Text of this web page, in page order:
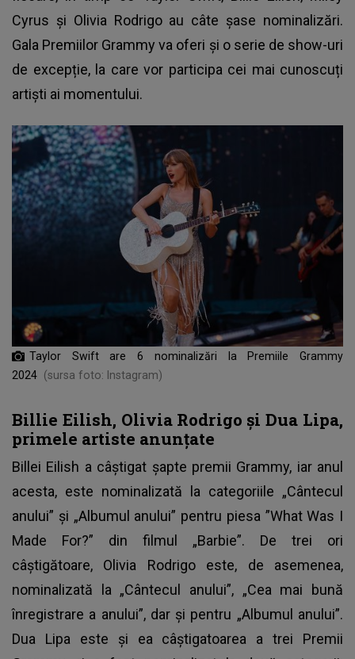
Cyrus și Olivia Rodrigo au câte șase nominalizări.
Gala Premiilor Grammy va oferi și o serie de show-uri
de excepție, la care vor participa cei mai cunoscuți
artiști ai momentului.
Taylor Swift are 6 nominalizări la Premiile Grammy
2024 (sursa foto: Instagram)
Billie Eilish, Olivia Rodrigo și Dua Lipa,
primele artiste anunțate
Billei Eilish a câștigat șapte premii Grammy, iar anul
acesta, este nominalizată la categoriile „Cântecul
anului” și „Albumul anului” pentru piesa ”What Was I
Made For?” din filmul „Barbie”. De trei ori
câștigătoare, Olivia Rodrigo este, de asemenea,
nominalizată la „Cântecul anului”, „Cea mai bună
înregistrare a anului”, dar și pentru „Albumul anului”.
Dua Lipa este și ea câștigatoarea a trei Premii